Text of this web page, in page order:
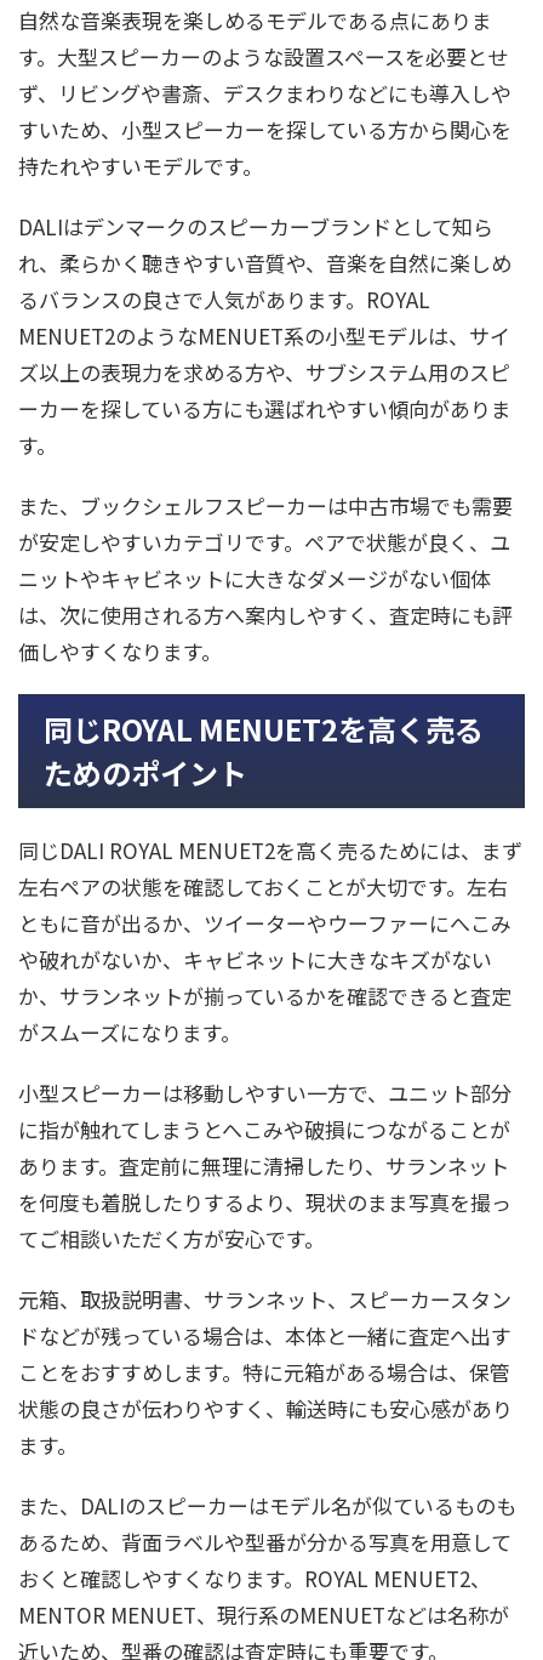
自然な音楽表現を楽しめるモデルである点にありま
す。大型スピーカーのような設置スペースを必要とせ
ず、リビングや書斎、デスクまわりなどにも導入しや
すいため、小型スピーカーを探している方から関心を
持たれやすいモデルです。
DALIはデンマークのスピーカーブランドとして知ら
れ、柔らかく聴きやすい音質や、音楽を自然に楽しめ
るバランスの良さで人気があります。ROYAL
MENUET2のようなMENUET系の小型モデルは、サイ
ズ以上の表現力を求める方や、サブシステム用のスピ
ーカーを探している方にも選ばれやすい傾向がありま
す。
また、ブックシェルフスピーカーは中古市場でも需要
が安定しやすいカテゴリです。ペアで状態が良く、ユ
ニットやキャビネットに大きなダメージがない個体
は、次に使用される方へ案内しやすく、査定時にも評
価しやすくなります。
同じROYAL MENUET2を高く売る
ためのポイント
同じDALI ROYAL MENUET2を高く売るためには、まず
左右ペアの状態を確認しておくことが大切です。左右
ともに音が出るか、ツイーターやウーファーにへこみ
や破れがないか、キャビネットに大きなキズがない
か、サランネットが揃っているかを確認できると査定
がスムーズになります。
小型スピーカーは移動しやすい一方で、ユニット部分
に指が触れてしまうとへこみや破損につながることが
あります。査定前に無理に清掃したり、サランネット
を何度も着脱したりするより、現状のまま写真を撮っ
てご相談いただく方が安心です。
元箱、取扱説明書、サランネット、スピーカースタン
ドなどが残っている場合は、本体と一緒に査定へ出す
ことをおすすめします。特に元箱がある場合は、保管
状態の良さが伝わりやすく、輸送時にも安心感があり
ます。
また、DALIのスピーカーはモデル名が似ているものも
あるため、背面ラベルや型番が分かる写真を用意して
おくと確認しやすくなります。ROYAL MENUET2、
MENTOR MENUET、現行系のMENUETなどは名称が
近いため、型番の確認は査定時にも重要です。